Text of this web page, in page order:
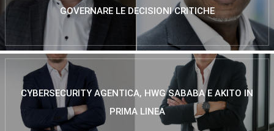
GOVERNARE LE DECISIONI CRITICHE
CYBERSECURITY AGENTICA, HWG SABABA E AKITO IN
PRIMA LINEA